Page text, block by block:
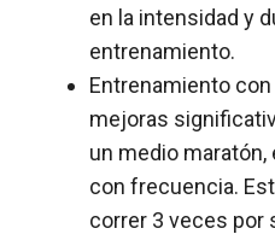
en la intensidad y
entrenamiento.
Entrenamiento
mejoras
un medio
con frecuencia.
correr 3 veces por